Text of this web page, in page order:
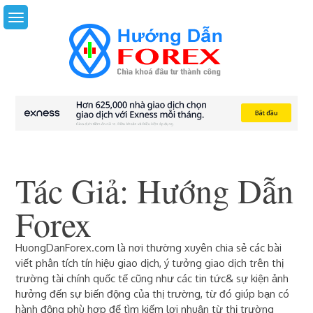
Skip
to
Tác Giả: Hướng Dẫn
Forex
HuongDanForex.com là nơi thường xuyên chia sẻ các bài
viết phân tích tín hiệu giao dịch, ý tưởng giao dịch trên thị
trường tài chính quốc tế cũng như các tin tức& sự kiện ảnh
hưởng đến sự biến động của thị trường, từ đó giúp bạn có
hành động phù hợp để tìm kiếm lợi nhuận từ thị trường